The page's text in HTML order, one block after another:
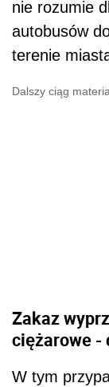
nie rozumie
autobusów
terenie
Dalszy ciąg
Zakaz
ciężarowe -
W tym